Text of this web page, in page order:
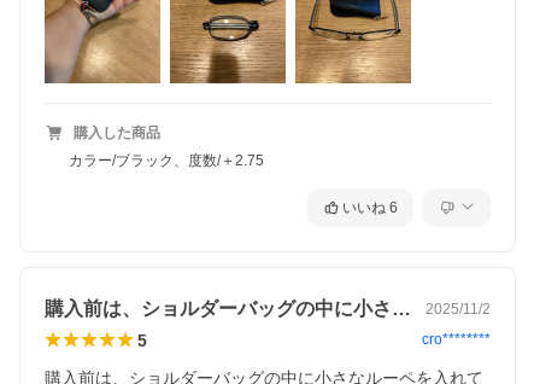
折りたためるのでいつでもどこでも持ち運び可能！
テンプルは伸縮するのでコンパクトにできます！
ケース付きなので、キーホルダーやベルトループ、バッグやポー
チのポケットなど収納場所にも困らない。
購入した商品
カラー/ブラック、度数/＋2.75
いいね 6
購入前は、ショルダーバッグの中に小さな… 2025/11/2
5 cro********
購入前は、ショルダーバッグの中に小さなルーペを入れて